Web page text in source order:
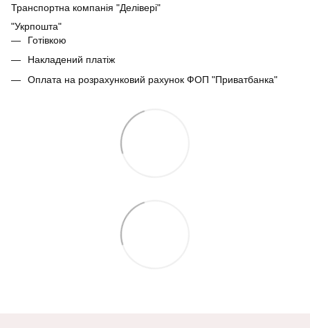
Транспортна компанія "Делівері"
"Укрпошта"
Готівкою
Накладений платіж
Оплата на розрахунковий рахунок ФОП "Приватбанка"